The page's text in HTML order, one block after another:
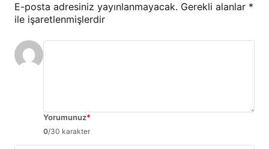
E-posta adresiniz yayınlanmayacak. Gerekli alanlar *
ile işaretlenmişlerdir
Yorumunuz*
0/30 karakter